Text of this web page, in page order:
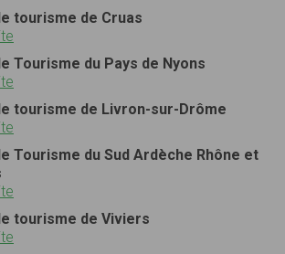
tourisme de Cruas
Tourisme du Pays de Nyons
tourisme de Livron-sur-Drôme
Tourisme du Sud Ardèche Rhône et
tourisme de Viviers